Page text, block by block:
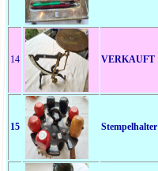
14 VERKAUFT
15 Stempelhalter